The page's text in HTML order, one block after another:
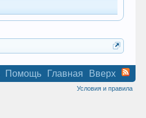
Помощь Главная Вверх
Условия и правила